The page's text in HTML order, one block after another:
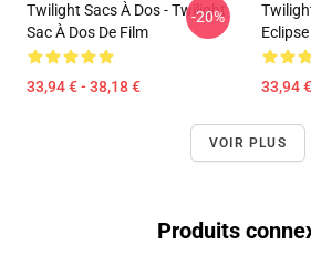
Twilight Sacs À Dos - Twilight
Sac À Dos De Film
33,94 € - 38,18 €
-20%
33,94
VOIR PLUS
Produits